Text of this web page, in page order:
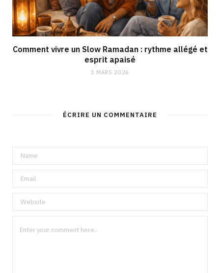
Comment vivre un Slow Ramadan : rythme allégé et
esprit apaisé
3 MARS 2026
ÉCRIRE UN COMMENTAIRE